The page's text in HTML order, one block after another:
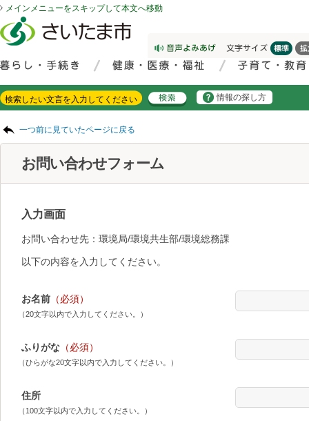
メインメニューをスキップして本文へ移動
情報の探し方
一つ前に見ていたページに戻る
お問い合わせフォーム
入力画面
お問い合わせ先：環境局/環境共生部/環境総務課
以下の内容を入力してください。
お名前 （必須）
（20文字以内で入力してください。）
ふりがな （必須）
（ひらがな20文字以内で入力してください。）
住所
（100文字以内で入力してください。）